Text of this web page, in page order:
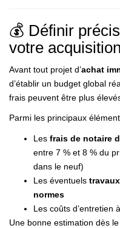
💰 Définir
votre
Avant tout projet d’achat
d’établir un budget global
frais peuvent être plus
Parmi les principaux
Les frais de notaire
entre 7 % et 8 % du
dans le neuf)
Les éventuels
normes
Les coûts d’entretien
Une bonne estimation dès